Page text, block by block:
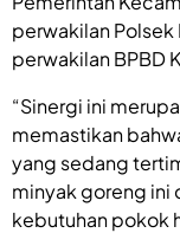
perwakilan Polsek
perwakilan BPBD
“Sinergi ini
memastikan
yang sedang
minyak goreng ini
kebutuhan pokok